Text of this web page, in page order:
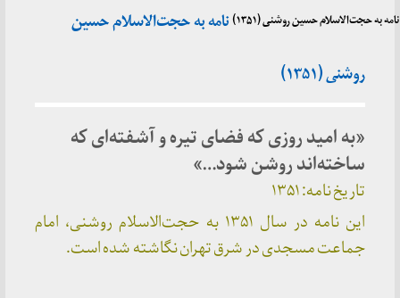
نامه به حجت‌الاسلام حسین روشنی (۱۳۵۱)
نامه به حجت‌الاسلام حسین
روشنی (۱۳۵۱)
«به امید روزی که فضای تیره و آشفته‌ای که
ساخته‌اند روشن شود…»
تاریخ نامه: ۱۳۵۱
این نامه در سال ۱۳۵۱ به حجت‌الاسلام روشنی، امام
جماعت مسجدی در شرق تهران نگاشته شده است.